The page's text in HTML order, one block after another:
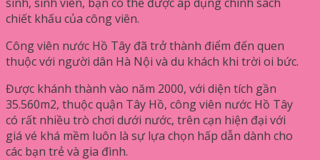
chiết khấu của công viên.
Công viên nước Hồ Tây đã trở thành điểm đến quen
thuộc với người dân Hà Nội và du khách khi trời oi bức.
Được khánh thành vào năm 2000, với diện tích gần
35.560m2, thuộc quận Tây Hồ, công viên nước Hồ Tây
có rất nhiều trò chơi dưới nước, trên cạn hiện đại với
giá vé khá mềm luôn là sự lựa chọn hấp dẫn dành cho
các bạn trẻ và gia đình.